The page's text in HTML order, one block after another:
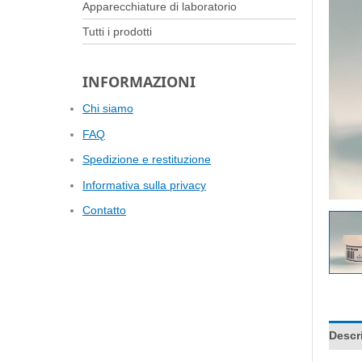
Apparecchiature di laboratorio
Tutti i prodotti
INFORMAZIONI
Chi siamo
FAQ
Spedizione e restituzione
Informativa sulla privacy
Contatto